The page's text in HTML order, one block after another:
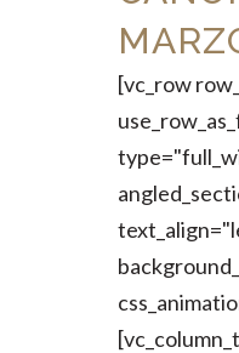
[vc_row